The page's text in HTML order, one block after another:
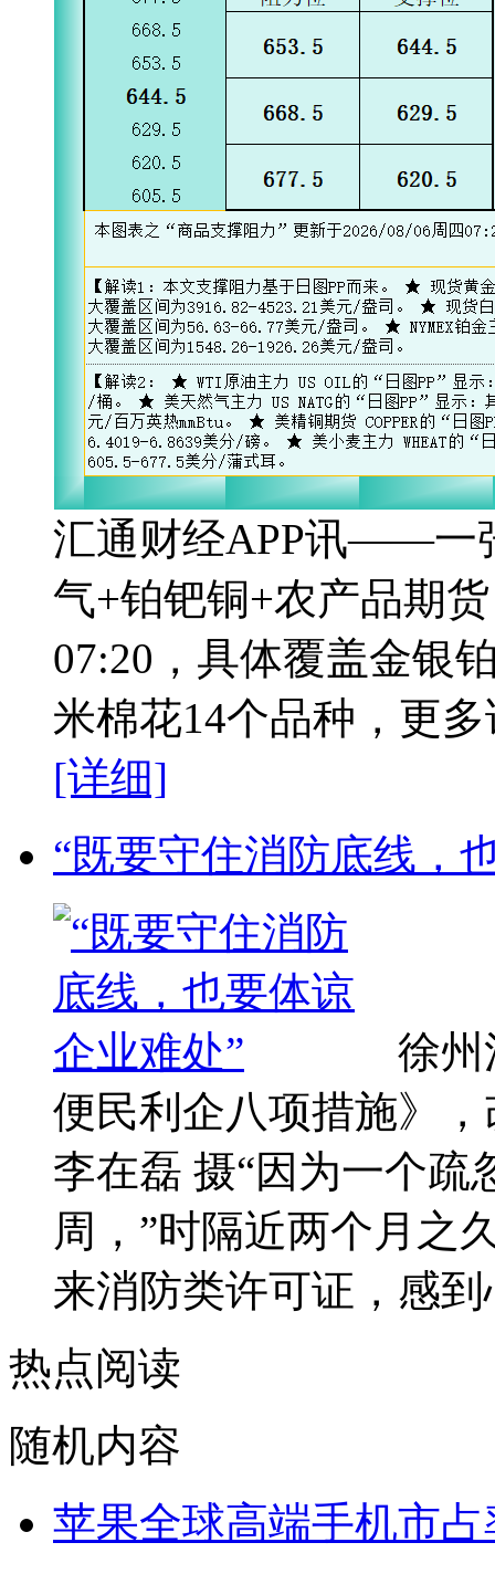
汇通财经APP讯——一
气+铂钯铜+农产品期
07:20，具体覆盖金银
米棉花14个品种，更
[详细]
“既要守住消防底线，
徐州
便民利企八项措施》
李在磊 摄“因为一个疏
周，”时隔近两个月之
来消防类许可证，感到
热点阅读
随机内容
苹果全球高端手机市